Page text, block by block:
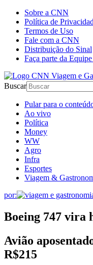
Sobre a CNN
Política de
Termos de Uso
Fale com a CNN
Distribuição do Sinal
Faça parte da
Buscar
Pular para o
Ao vivo
Política
Money
WW
Agro
Infra
Esportes
Viagem &
por:
Boeing 747 vira
Avião
R$215